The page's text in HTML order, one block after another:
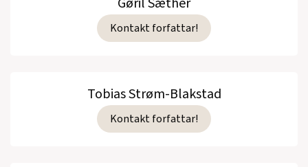
Kontakt forfattar!
Tobias Strøm-Blakstad
Kontakt forfattar!